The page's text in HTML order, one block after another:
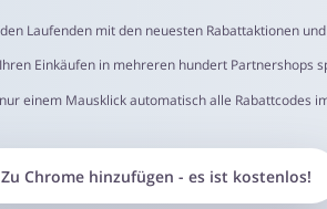
Laufenden mit den neuesten Rabattaktionen
Einkäufen in mehreren hundert Partnershops
einem Mausklick automatisch alle Rabattcodes
Zu Chromehinzufügen - es ist kostenlos!